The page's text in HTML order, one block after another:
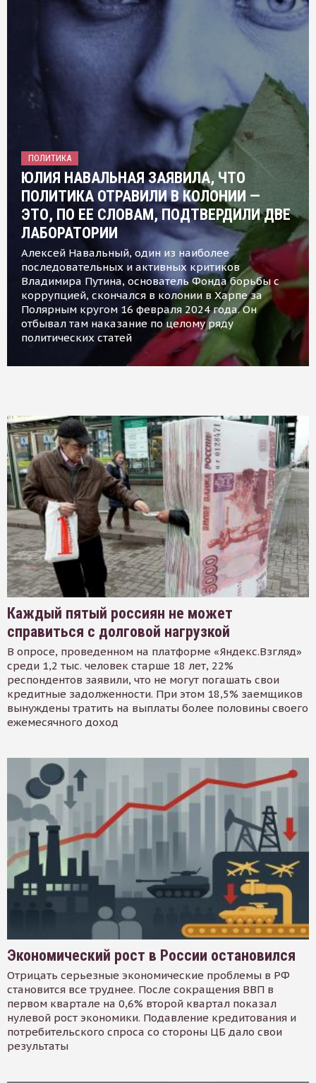
ПОЛИТИКА
ЮЛИЯ НАВАЛЬНАЯ ЗАЯВИЛА, ЧТО
ПОЛИТИКА ОТРАВИЛИ В КОЛОНИИ —
ЭТО, ПО ЕЕ СЛОВАМ, ПОДТВЕРДИЛИ ДВЕ
ЛАБОРАТОРИИ
Алексей Навальный, один из наиболее
последовательных и активных критиков
Владимира Путина, основатель Фонда борьбы с
коррупцией, скончался в колонии в Харпе за
Полярным кругом 16 февраля 2024 года. Он
отбывал там наказание по целому ряду
политических статей
Каждый пятый россиян не может
справиться с долговой нагрузкой
В опросе, проведенном на платформе «Яндекс.Взгляд»
среди 1,2 тыс. человек старше 18 лет, 22%
респондентов заявили, что не могут погашать свои
кредитные задолженности. При этом 18,5% заемщиков
вынуждены тратить на выплаты более половины своего
ежемесячного доход
Экономический рост в России остановился
Отрицать серьезные экономические проблемы в РФ
становится все труднее. После сокращения ВВП в
первом квартале на 0,6% второй квартал показал
нулевой рост экономики. Подавление кредитования и
потребительского спроса со стороны ЦБ дало свои
результаты